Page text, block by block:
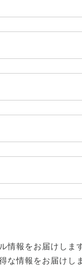
情報をお届けしま
な情報をお届けし